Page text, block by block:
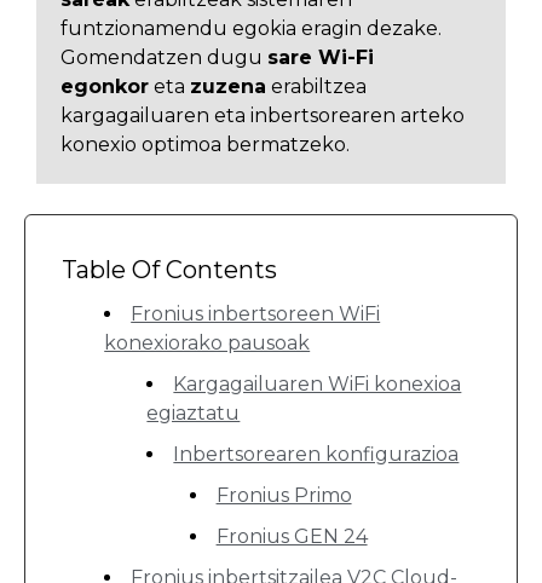
funtzionamendu egokia eragin dezake.
Gomendatzen dugu sare Wi-Fi
egonkor eta zuzena erabiltzea
kargagailuaren eta inbertsorearen arteko
konexio optimoa bermatzeko.
Table Of Contents
Fronius inbertsoreen WiFi
konexiorako pausoak
Kargagailuaren WiFi konexioa
egiaztatu
Inbertsorearen konfigurazioa
Fronius Primo
Fronius GEN 24
Fronius inbertsitzailea V2C Cloud-